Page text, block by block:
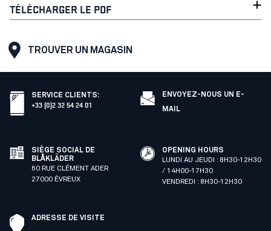
TÉLÉCHARGER LE PDF
TROUVER UN MAGASIN
SERVICE CLIENTS:
+33 (0)2 32 54 24 01
ENVOYEZ-NOUS UN E-
MAIL
SIÈGE SOCIAL DE
BLÅKLÄDER
60 RUE CLÉMENT ADER
27000 ÉVREUX
OPENING HOURS
LUNDI AU JEUDI : 8H30-12H30
/ 14H00-17H30
VENDREDI : 8H30-12H30
ADRESSE DE VISITE